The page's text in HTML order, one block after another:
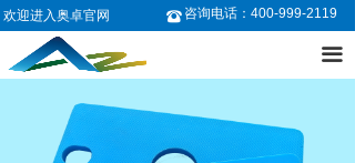
끀
首页
关于奥卓
产品中心
咨询电话：400-999-2119
뀰
欢迎进入奥卓官网